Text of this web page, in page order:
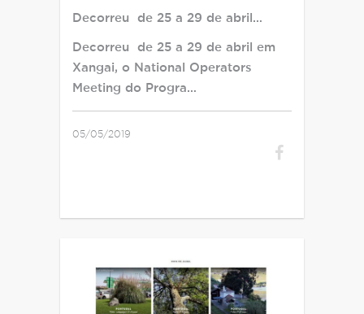
Decorreu de 25 a 29 de abril…
Decorreu de 25 a 29 de abril em
Xangai, o National Operators
Meeting do Progra…
05/05/2019